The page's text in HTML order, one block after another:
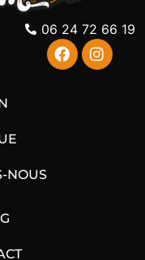
06 24 72 66 19
NOUS